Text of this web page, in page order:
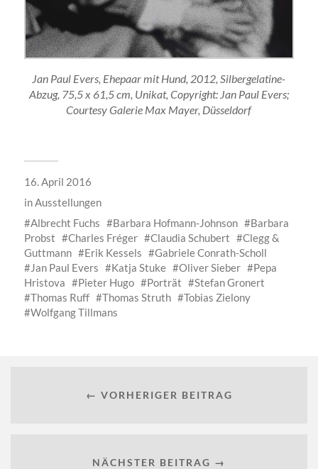
Jan Paul Evers, Ehepaar mit Hund, 2012, Silbergelatine-
Abzug, 75,5 x 61,5 cm, Unikat, Copyright: Jan Paul Evers;
Courtesy Galerie Max Mayer, Düsseldorf
16. April 2016
inAusstellungen
Albrecht Fuchs
Barbara Hofmann-Johnson
Barbara
Probst
Charles Fréger Claudia Schubert
Clegg &
Guttmann
Erik Kessels
Gabriele Conrath-Scholl
Jan Paul Evers
Katja Stuke Oliver Sieber
Pepa
Hristova
Pieter Hugo Porträt
Stefan Gronert
Thomas Ruff
Thomas Struth
Tobias Zielony
Wolfgang Tillmans
← VORHERIGER BEITRAG
NÄCHSTER BEITRAG →